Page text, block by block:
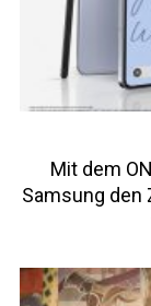
Mit dem
Samsung den